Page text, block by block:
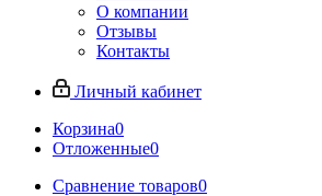
О компании
Отзывы
Контакты
Личный кабинет
Корзина0
Отложенные0
Сравнение товаров0